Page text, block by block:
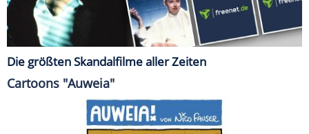
Die größten Skandalfilme aller Zeiten
Cartoons "Auweia"